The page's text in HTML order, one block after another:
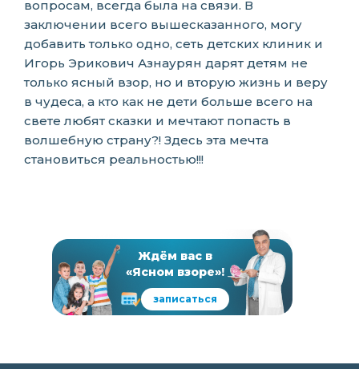
вопросам, всегда была на связи. В
заключении всего вышесказанного, могу
добавить только одно, сеть детских клиник и
Игорь Эрикович Азнаурян дарят детям не
только ясный взор, но и вторую жизнь и веру
в чудеса, а кто как не дети больше всего на
свете любят сказки и мечтают попасть в
волшебную страну?! Здесь эта мечта
становиться реальностью!!!
Ждём вас в
«Ясном взоре»!
записаться